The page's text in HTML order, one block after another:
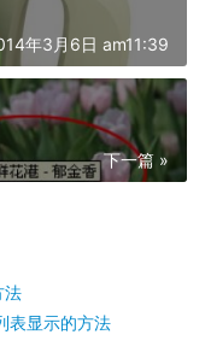
年3月6日 am11:39
下一篇 »
法
表显示的方法